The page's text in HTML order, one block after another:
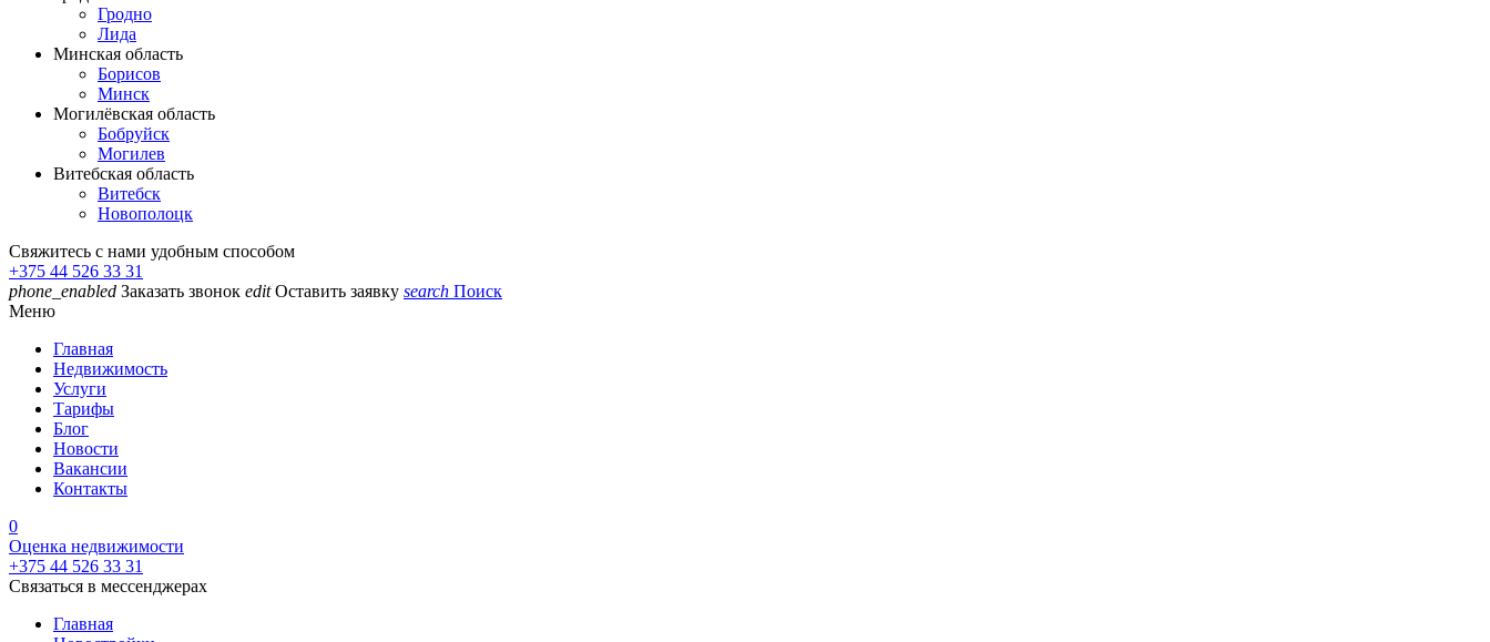
Гродно
Лида
Минская область
Борисов
Минск
Могилёвская область
Бобруйск
Могилев
Витебская область
Витебск
Новополоцк
Свяжитесь с нами удобным способом
+375 44 526 33 31
phone_enabled Заказать звонок edit Оставить заявку search Поиск
Меню
Главная
Недвижимость
Услуги
Тарифы
Блог
Новости
Вакансии
Контакты
0
Оценка недвижимости
+375 44 526 33 31
Связаться в мессенджерах
Главная